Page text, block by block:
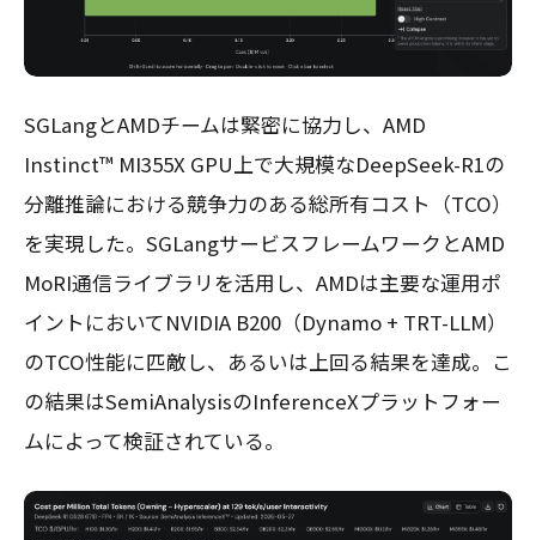
SGLangとAMDチームは緊密に協力し、AMD
Instinct™ MI355X GPU上で大規模なDeepSeek-R1の
分離推論における競争力のある総所有コスト（TCO）
を実現した。SGLangサービスフレームワークとAMD
MoRI通信ライブラリを活用し、AMDは主要な運用ポ
イントにおいてNVIDIA B200（Dynamo + TRT-LLM）
のTCO性能に匹敵し、あるいは上回る結果を達成。こ
の結果はSemiAnalysisのInferenceXプラットフォー
ムによって検証されている。